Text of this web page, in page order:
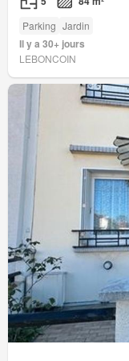
Parking Jardin
Il y a 30+ jours
LEBONCOIN